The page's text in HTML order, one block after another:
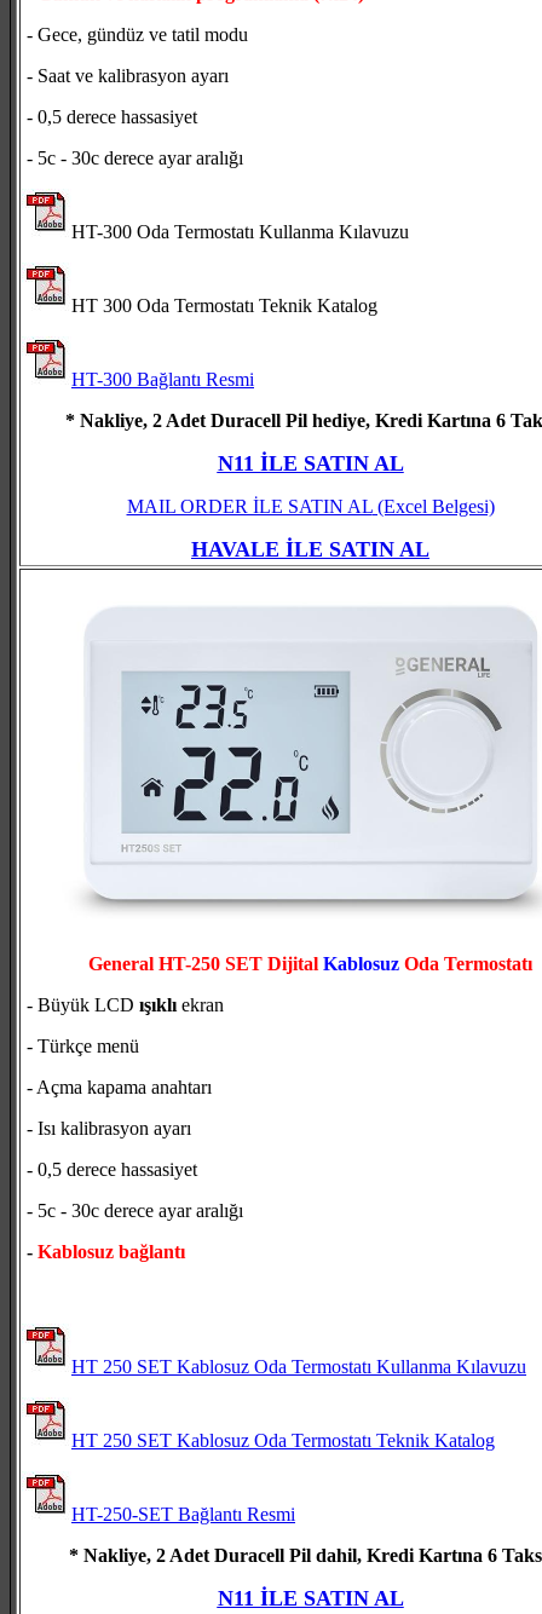
- Gece, gündüz ve tatil modu
- Saat ve kalibrasyon ayarı
- 0,5 derece hassasiyet
- 5c - 30c derece ayar aralığı
HT-300 Oda Termostatı Kullanma Kılavuzu
HT 300 Oda Termostatı Teknik Katalog
HT-300 Bağlantı Resmi
* Nakliye, 2 Adet Duracell Pil hediye, Kredi Kartına 6
N11 İLE SATIN AL
MAIL ORDER İLE SATIN AL(Excel Belgesi)
HAVALE İLE SATIN AL
General HT-250 SET Dijital Kablosuz Oda Termostatı
- Büyük LCD ışıklı ekran
- Türkçe menü
- Açma kapama anahtarı
- Isı kalibrasyon ayarı
- 0,5 derece hassasiyet
- 5c - 30c derece ayar aralığı
- Kablosuz bağlantı
HT 250 SET Kablosuz Oda Termostatı Kullanma Kılavuzu
HT 250 SET Kablosuz Oda Termostatı Teknik Katalog
HT-250-SET Bağlantı Resmi
* Nakliye, 2 Adet Duracell Pil dahil, Kredi Kartına 6
N11 İLE SATIN AL